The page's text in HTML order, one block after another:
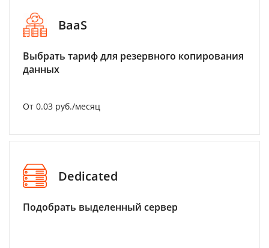
BaaS
Выбрать тариф для резервного копирования
данных
От 0.03 руб./месяц
Dedicated
Подобрать выделенный сервер